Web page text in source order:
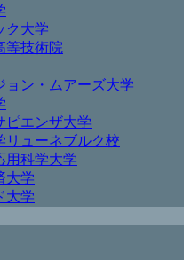
ク大学
等技術院
ョン・ムアーズ大学
ピエンザ大学
リューネブルク校
用科学大学
大学
大学